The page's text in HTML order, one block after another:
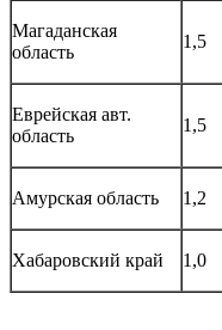
Магаданская
область
1,5
Еврейская авт.
область
1,5
Амурская область 1,2
Хабаровский край 1,0